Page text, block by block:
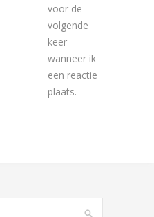
voor de
volgende
keer
wanneer ik
een reactie
plaats.